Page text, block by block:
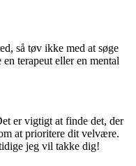
så tøv ikke med at søge
terapeut eller en mental
er vigtigt at finde det, der
at prioritere dit velvære.
jeg vil takke dig!